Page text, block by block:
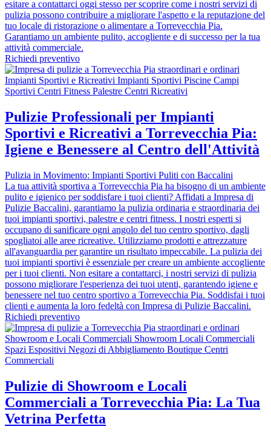
esitare a contattarci oggi stesso per scoprire come i nostri servizi di
pulizia possono contribuire a migliorare l'aspetto e la reputazione del
tuo locale di ristorazione o alimentare a Torrevecchia Pia.
Garantiamo un ambiente pulito, accogliente e di successo per la tua
attività commerciale.
Richiedi preventivo
Pulizie Professionali per Impianti
Sportivi e Ricreativi a Torrevecchia Pia:
Igiene e Benessere al Centro dell'Attività
Pulizia in Movimento: Impianti Sportivi Puliti con Baccalini
La tua attività sportiva a Torrevecchia Pia ha bisogno di un ambiente
pulito e igienico per soddisfare i tuoi clienti? Affidati a Impresa di
Pulizie Baccalini, garantiamo la pulizia ordinaria e straordinaria dei
tuoi impianti sportivi, palestre e centri fitness. I nostri esperti si
occupano di sanificare ogni angolo del tuo centro sportivo, dagli
spogliatoi alle aree ricreative. Utilizziamo prodotti e attrezzature
all'avanguardia per garantire un risultato impeccabile. La pulizia dei
tuoi impianti sportivi è essenziale per creare un ambiente accogliente
per i tuoi clienti. Non esitare a contattarci, i nostri servizi di pulizia
possono migliorare l'esperienza dei tuoi utenti, garantendo igiene e
benessere nel tuo centro sportivo a Torrevecchia Pia. Soddisfai i tuoi
clienti e aumenta la loro fedeltà con Impresa di Pulizie Baccalini.
Richiedi preventivo
Pulizie di Showroom e Locali
Commerciali a Torrevecchia Pia: La Tua
Vetrina Perfetta